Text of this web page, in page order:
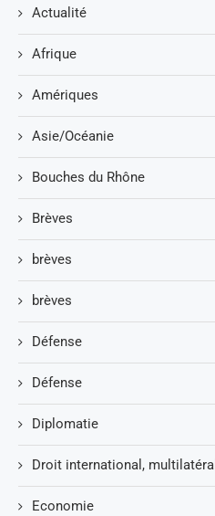
Actualité
Afrique
Amériques
Asie/Océanie
Bouches du Rhône
Brèves
brèves
brèves
Défense
Défense
Diplomatie
Droit international, multilatéral
Economie